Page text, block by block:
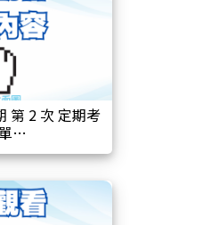
第 2 次 定期考